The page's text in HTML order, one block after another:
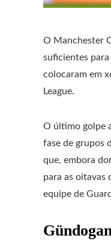
O Manchester
suficientes
colocaram em
League.
O último golpe
fase de grupos
que, embora
para as oitavas
equipe de